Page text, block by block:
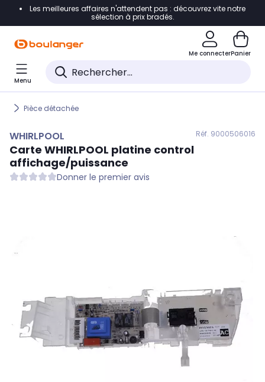
Accéder directement à la navigation
Accéder directement au pied de page
Accéder directement au chatbot
Les meilleures affaires n'attendent pas : découvrez vite notre
sélection à prix bradés.
Me connecterPanier
Menu
Pièce détachée
WHIRLPOOL Réf. 9000506016
Carte WHIRLPOOL platine control
affichage/puissance
Donner le premier avis